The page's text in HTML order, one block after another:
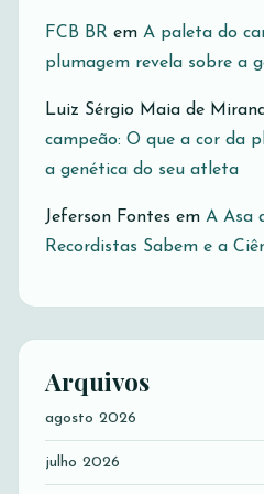
FCB BR em A paleta do
plumagem revela sobre a
Luiz Sérgio Maia de
campeão: O que a cor da
a genética do seu atleta
Jeferson Fontes em A Asa
Recordistas Sabem e a
Arquivos
agosto 2026
julho 2026